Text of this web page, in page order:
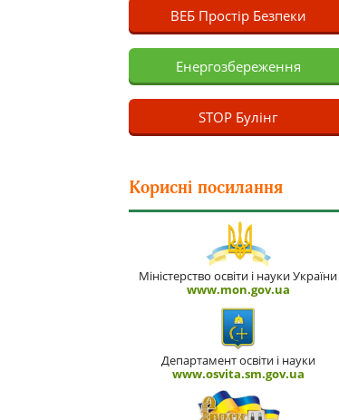
ВЕБ Простір Безпеки
Енергозбереження
STOP Булінг
Корисні посилання
Міністерство освіти і науки України
www.mon.gov.ua
Департамент освіти і науки
www.osvita.sm.gov.ua